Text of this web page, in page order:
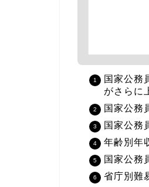
国家公務
がさらに
国家公務
国家公務
年齢別年
国家公務
省庁別難